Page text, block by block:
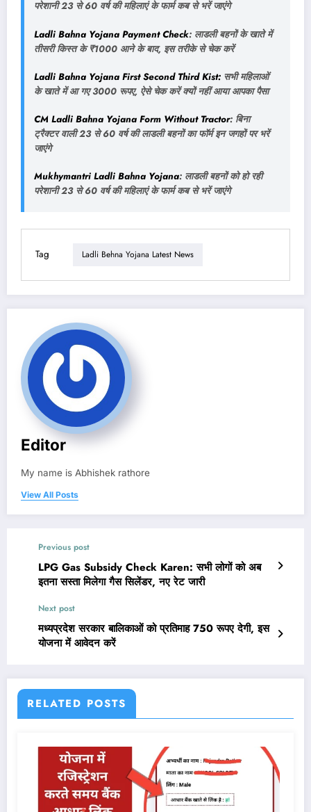
परेशानी 23 से 60 वर्ष की महिलाएं के फार्म कब से भरें जाएंगे
Ladli Bahna Yojana Payment Check: लाडली बहनों के खाते में
तीसरी किस्त के ₹1000 आने के बाद, इस तरीके से चेक करें
Ladli Bahna Yojana First Second Third Kist:सभी महिलाओं
के खाते में आ गए 3000 रूपए, ऐसे चेक करें क्यों नहीं आया आपका पैसा
CM Ladli Bahna Yojana Form Without Tractor: बिना
ट्रैक्टर वाली 23 से 60 वर्ष की लाडली बहनों का फॉर्म इन जगहों पर भरें
जाएंगे
Mukhymantri Ladli Bahna Yojana: लाडली बहनों को हो रही
परेशानी 23 से 60 वर्ष की महिलाएं के फार्म कब से भरें जाएंगे
Tag Ladli Behna Yojana Latest News
Editor
My name is Abhishek rathore
View All Posts
Previous post
LPG Gas Subsidy Check Karen: सभी लोगों को अब
इतना सस्ता मिलेगा गैस सिलेंडर, नए रेट जारी
Next post
मध्यप्रदेश सरकार बालिकाओं को प्रतिमाह 750 रूपए देगी, इस
योजना में आवेदन करें
RELATED POSTS